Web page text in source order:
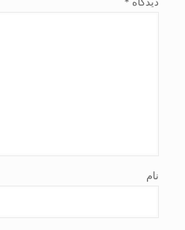
نام